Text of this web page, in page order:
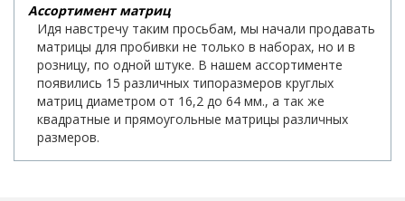
Ассортимент матриц
Идя навстречу таким просьбам, мы начали продавать
матрицы для пробивки не только в наборах, но и в
розницу, по одной штуке. В нашем ассортименте
появились 15 различных типоразмеров круглых
матриц диаметром от 16,2 до 64 мм., а так же
квадратные и прямоугольные матрицы различных
размеров.